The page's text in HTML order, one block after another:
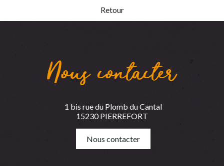
Retour
Nous contacter
1 bis rue du Plomb du Cantal
15230 PIERREFORT
Nous contacter